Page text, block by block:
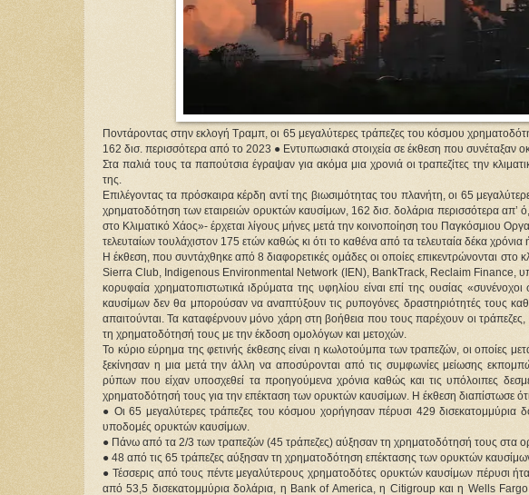
Ποντάροντας στην εκλογή Τραμπ, οι 65 μεγαλύτερες τράπεζες του κόσμου
162 δισ. περισσότερα από το 2023 ● Εντυπωσιακά στοιχεία σε έκθεση που συνέταξαν
Στα παλιά τους τα παπούτσια έγραψαν για ακόμα μια χρονιά οι τραπεζίτες την
της.
Επιλέγοντας τα πρόσκαιρα κέρδη αντί της βιωσιμότητας του πλανήτη, οι 65
χρηματοδότηση των εταιρειών ορυκτών καυσίμων, 162 δισ. δολάρια περισσότερα απ’
στο Κλιματικό Χάος»- έρχεται λίγους μήνες μετά την κοινοποίηση του Παγκόσμιου
τελευταίων τουλάχιστον 175 ετών καθώς κι ότι το καθένα από τα τελευταία δέκα
Η έκθεση, που συντάχθηκε από 8 διαφορετικές ομάδες οι οποίες επικεντρώνονται
Sierra Club, Indigenous Environmental Network (IEN), BankTrack, Reclaim Finance,
κορυφαία χρηματοπιστωτικά ιδρύματα της υφηλίου είναι επί της ουσίας «συνένοχοι
καυσίμων δεν θα μπορούσαν να αναπτύξουν τις ρυπογόνες δραστηριότητές τους
απαιτούνται. Τα καταφέρνουν μόνο χάρη στη βοήθεια που τους παρέχουν οι
τη χρηματοδότησή τους με την έκδοση ομολόγων και μετοχών.
Το κύριο εύρημα της φετινής έκθεσης είναι η κωλοτούμπα των τραπεζών, οι οποίες
ξεκίνησαν η μια μετά την άλλη να αποσύρονται από τις συμφωνίες μείωσης
ρύπων που είχαν υποσχεθεί τα προηγούμενα χρόνια καθώς και τις υπόλοιπες
χρηματοδότησή τους για την επέκταση των ορυκτών καυσίμων. Η έκθεση διαπίστωσε
● Οι 65 μεγαλύτερες τράπεζες του κόσμου χορήγησαν πέρυσι 429 δισεκατομμύρια
υποδομές ορυκτών καυσίμων.
● Πάνω από τα 2/3 των τραπεζών (45 τράπεζες) αύξησαν τη χρηματοδότησή τους στα
● 48 από τις 65 τράπεζες αύξησαν τη χρηματοδότηση επέκτασης των ορυκτών
● Τέσσερις από τους πέντε μεγαλύτερους χρηματοδότες ορυκτών καυσίμων πέρυσι
από 53,5 δισεκατομμύρια δολάρια, η Bank of America, η Citigroup και η Wells